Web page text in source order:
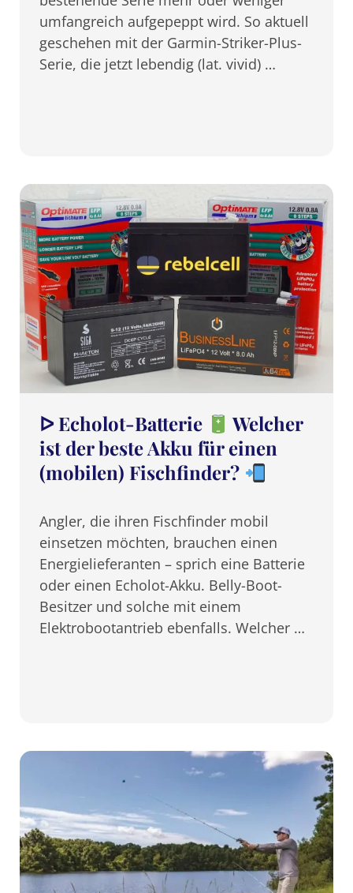
umfangreich aufgepeppt wird. So aktuell
geschehen mit der Garmin-Striker-Plus-
Serie, die jetzt lebendig (lat. vivid) …
ᐅ Echolot-Batterie
Welcher
ist der beste Akku für einen
(mobilen) Fischfinder?
Angler, die ihren Fischfinder mobil
einsetzen möchten, brauchen einen
Energielieferanten – sprich eine Batterie
oder einen Echolot-Akku. Belly-Boot-
Besitzer und solche mit einem
Elektrobootantrieb ebenfalls. Welcher …